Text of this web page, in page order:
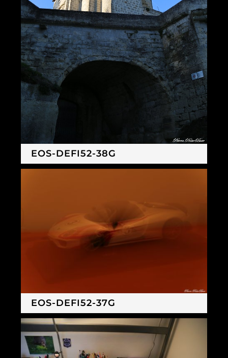
EOS-DEFI52-38G
EOS-DEFI52-37G